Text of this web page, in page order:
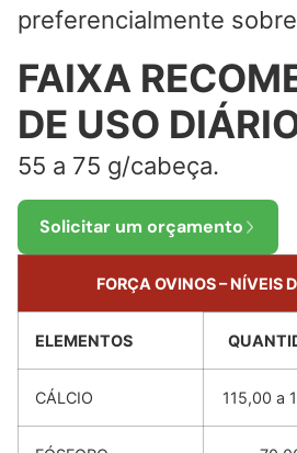
preferencialmente
FAIXA
DE USO
55 a 75 g/cabeça.
Solicitar um orçamento
FORÇA OVINOS – NÍVEIS
ELEMENTOS
CÁLCIO 115,00 a